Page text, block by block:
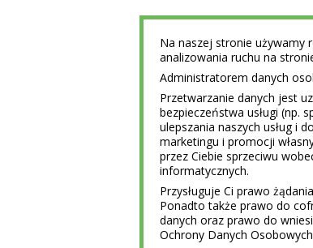
Na naszej stronie używamy
analizowania ruchu na
Administratorem danych
Przetwarzanie danych jest
bezpieczeństwa usługi (np.
ulepszania naszych usług i
marketingu i promocji
przez Ciebie sprzeciwu
informatycznych.
Przysługuje Ci prawo
Ponadto także prawo do
danych oraz prawo do
Ochrony Danych